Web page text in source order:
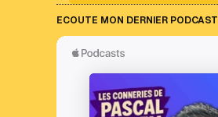
ECOUTE MON DERNIER PODCAST